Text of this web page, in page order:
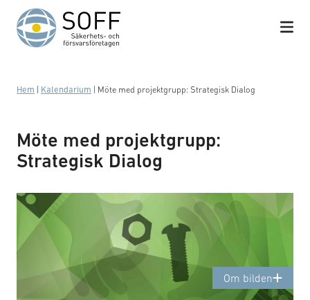
Hoppa till innehåll
Hem Kalendarium Möte med projektgrupp: Strategisk Dialog
Möte med projektgrupp:
Strategisk Dialog
Om bilden
Standardisering - viktigt för branschen